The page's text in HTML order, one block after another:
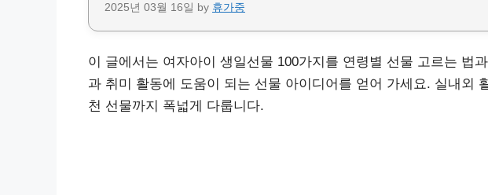
2025년 03월 16일 by 휴가중
이 글에서는 여자아이 생일선물 100가지를 연령별 선물 고르는 법
과 취미 활동에 도움이 되는 선물 아이디어를 얻어 가세요. 실내외
천 선물까지 폭넓게 다룹니다.